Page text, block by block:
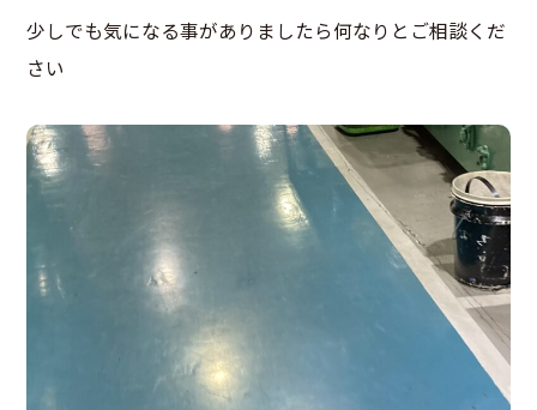
少しでも気になる事がありましたら何なりとご相談くだ
さい